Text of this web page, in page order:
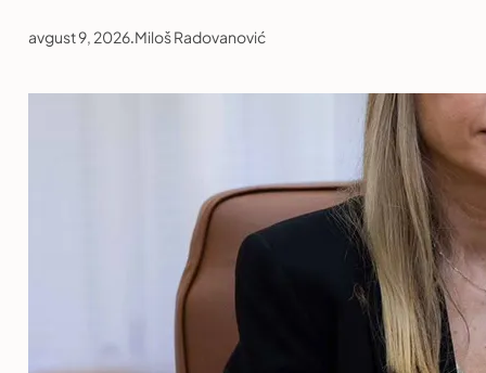
avgust 9, 2026.Miloš Radovanović